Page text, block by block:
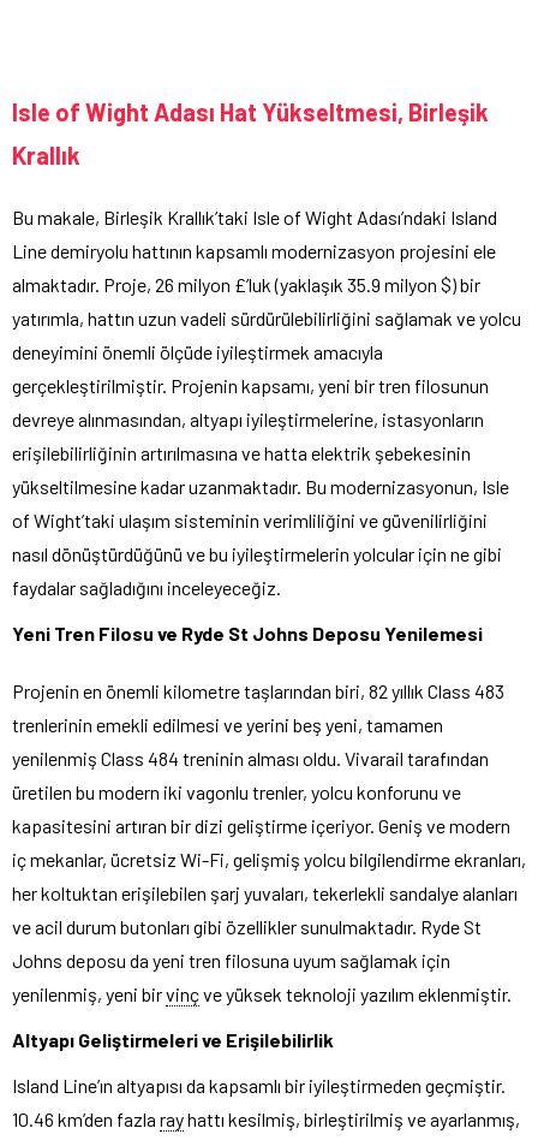
Isle of Wight Adası Hat Yükseltmesi, Birleşik
Krallık
Bu makale, Birleşik Krallık’taki Isle of Wight Adası’ndaki Island
Line demiryolu hattının kapsamlı modernizasyon projesini ele
almaktadır. Proje, 26 milyon £’luk (yaklaşık 35.9 milyon $) bir
yatırımla, hattın uzun vadeli sürdürülebilirliğini sağlamak ve yolcu
deneyimini önemli ölçüde iyileştirmek amacıyla
gerçekleştirilmiştir. Projenin kapsamı, yeni bir tren filosunun
devreye alınmasından, altyapı iyileştirmelerine, istasyonların
erişilebilirliğinin artırılmasına ve hatta elektrik şebekesinin
yükseltilmesine kadar uzanmaktadır. Bu modernizasyonun, Isle
of Wight’taki ulaşım sisteminin verimliliğini ve güvenilirliğini
nasıl dönüştürdüğünü ve bu iyileştirmelerin yolcular için ne gibi
faydalar sağladığını inceleyeceğiz.
Yeni Tren Filosu ve Ryde St Johns Deposu Yenilemesi
Projenin en önemli kilometre taşlarından biri, 82 yıllık Class 483
trenlerinin emekli edilmesi ve yerini beş yeni, tamamen
yenilenmiş Class 484 treninin alması oldu. Vivarail tarafından
üretilen bu modern iki vagonlu trenler, yolcu konforunu ve
kapasitesini artıran bir dizi geliştirme içeriyor. Geniş ve modern
iç mekanlar, ücretsiz Wi-Fi, gelişmiş yolcu bilgilendirme ekranları,
her koltuktan erişilebilen şarj yuvaları, tekerlekli sandalye alanları
ve acil durum butonları gibi özellikler sunulmaktadır. Ryde St
Johns deposu da yeni tren filosuna uyum sağlamak için
yenilenmiş, yeni birvinçve yüksek teknoloji yazılım eklenmiştir.
Altyapı Geliştirmeleri ve Erişilebilirlik
Island Line’ın altyapısı da kapsamlı bir iyileştirmeden geçmiştir.
10.46 km’den fazla rayhattı kesilmiş, birleştirilmiş ve ayarlanmış,